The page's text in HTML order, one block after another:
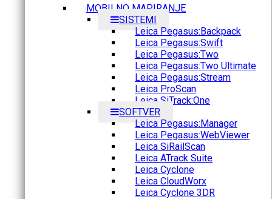
MOBILNO MAPIRANJE
SISTEMI
Leica Pegasus:Backpack
Leica Pegasus:Swift
Leica Pegasus:Two
Leica Pegasus:Two Ultimate
Leica Pegasus:Stream
Leica ProScan
Leica SiTrack:One
SOFTVER
Leica Pegasus:Manager
Leica Pegasus:WebViewer
Leica SiRailScan
Leica ATrack Suite
Leica Cyclone
Leica CloudWorx
Leica Cyclone 3DR